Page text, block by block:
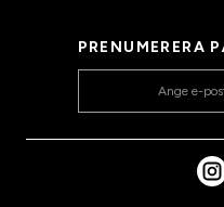
PRENUMERERA